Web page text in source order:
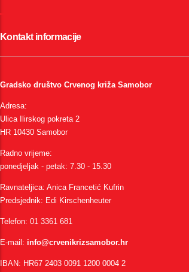
Kontakt informacije
Gradsko društvo Crvenog križa Samobor
Adresa:
Ulica Ilirskog pokreta 2
HR 10430 Samobor
Radno vrijeme:
ponedjeljak - petak: 7.30 - 15.30
Ravnateljica: Anica Francetić Kufrin
Predsjednik: Edi Kirschenheuter
Telefon: 01 3361 681
E-mail: info@crvenikrizsamobor.hr
IBAN: HR67 2403 0091 1200 0004 2